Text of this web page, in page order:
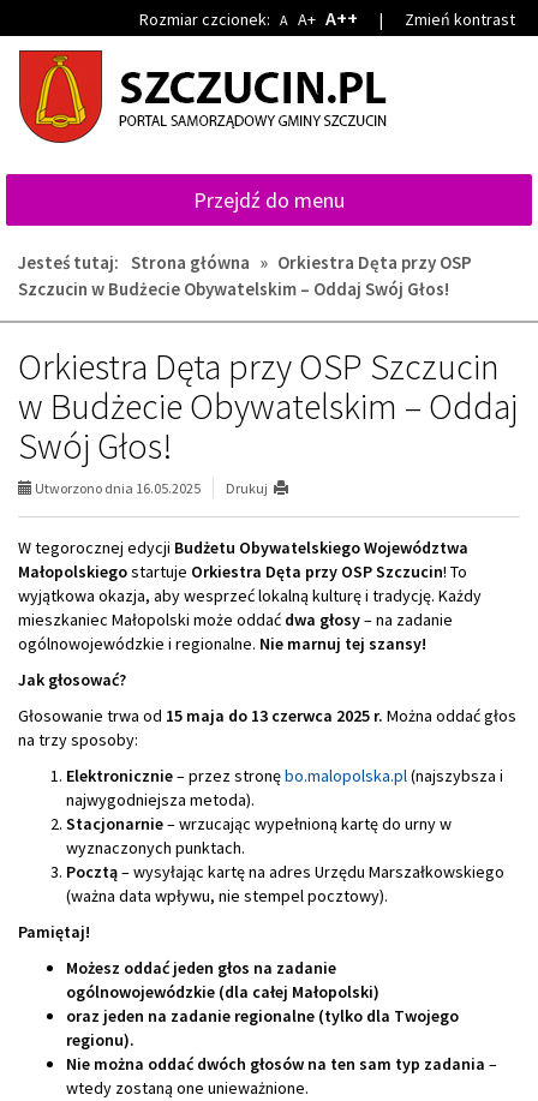
do
głównej
treści
do
wyszukiwarki
Rozmiar czcionek: A A+ A++ | Zmień kontrast
Przejdź do menu
Jesteś tutaj: Strona główna » Orkiestra Dęta przy OSP
Szczucin w Budżecie Obywatelskim – Oddaj Swój Głos!
Orkiestra Dęta przy OSP Szczucin
w Budżecie Obywatelskim – Oddaj
Swój Głos!
Utworzono dnia 16.05.2025 Drukuj
W tegorocznej edycji Budżetu Obywatelskiego Województwa
Małopolskiegostartuje Orkiestra Dęta przy OSP Szczucin! To
wyjątkowa okazja, aby wesprzeć lokalną kulturę i tradycję. Każdy
mieszkaniec Małopolski może oddać dwa głosy– na zadanie
ogólnowojewódzkie i regionalne. Nie marnuj tej szansy!
Jak głosować?
Głosowanie trwa od 15 maja do 13 czerwca 2025 r. Można oddać głos
na trzy sposoby:
Elektronicznie– przez stronębo.malopolska.pl(najszybsza i
najwygodniejsza metoda).
Stacjonarnie– wrzucając wypełnioną kartę do urny w
wyznaczonych punktach.
Pocztą– wysyłając kartę na adres Urzędu Marszałkowskiego
(ważna data wpływu, nie stempel pocztowy).
Pamiętaj!
Możesz oddać jeden głos na zadanie
ogólnowojewódzkie (dla całej Małopolski)
oraz jeden na zadanie regionalne (tylko dla Twojego
regionu).
Nie można oddać dwóch głosów na ten sam typ zadania –
wtedy zostaną one unieważnione.